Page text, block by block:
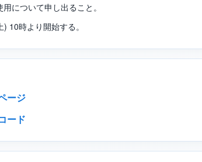
について申し出ること。
10時より開始する。
ージ
ード